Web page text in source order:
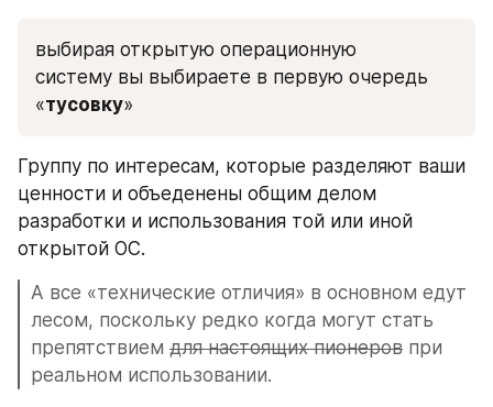
выбирая открытую операционную
систему вы выбираете в первую очередь
«тусовку»
Группу по интересам, которые разделяют ваши
ценности и объеденены общим делом
разработки и использования той или иной
открытой ОС.
А все «технические отличия» в основном едут
лесом, поскольку редко когда могут стать
препятствием для настоящих пионеров при
реальном использовании.